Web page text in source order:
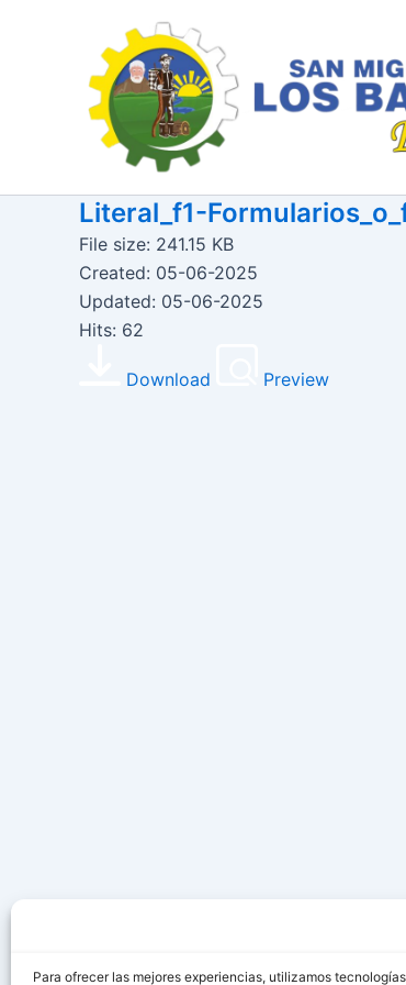
Para ofrecer las mejores experiencias, utilizamos
Literal_f1-
File size: 241.15 KB
Created: 05-06-2025
Updated: 05-06-2025
Hits: 62
Download Preview